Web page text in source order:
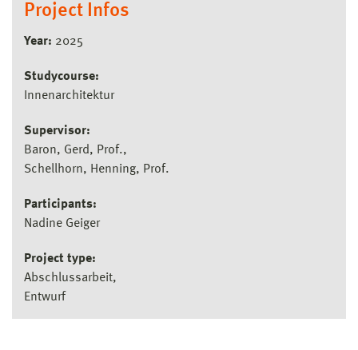
Project Infos
Year: 2025
Studycourse:
Innenarchitektur
Supervisor:
Baron, Gerd, Prof.
Schellhorn, Henning, Prof.
Participants:
Nadine Geiger
Project type:
Abschlussarbeit
Entwurf